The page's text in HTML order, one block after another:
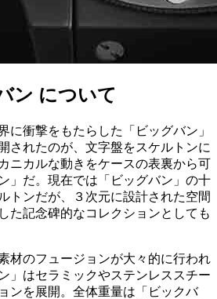
ン について
に衝撃をもたらした「ビッグバン」
されたのが、文字盤をスケルトンに
ニカルな動きをケースの表裏から可
」だ。現在では「ビッグバン」の十
トンだが、３次元に設計された空間
た記念碑的なコレクションとしても
材のフュージョンが大々的に行われ
」はセラミックやステンレススチー
ンを展開。全体重量は「ビックバ